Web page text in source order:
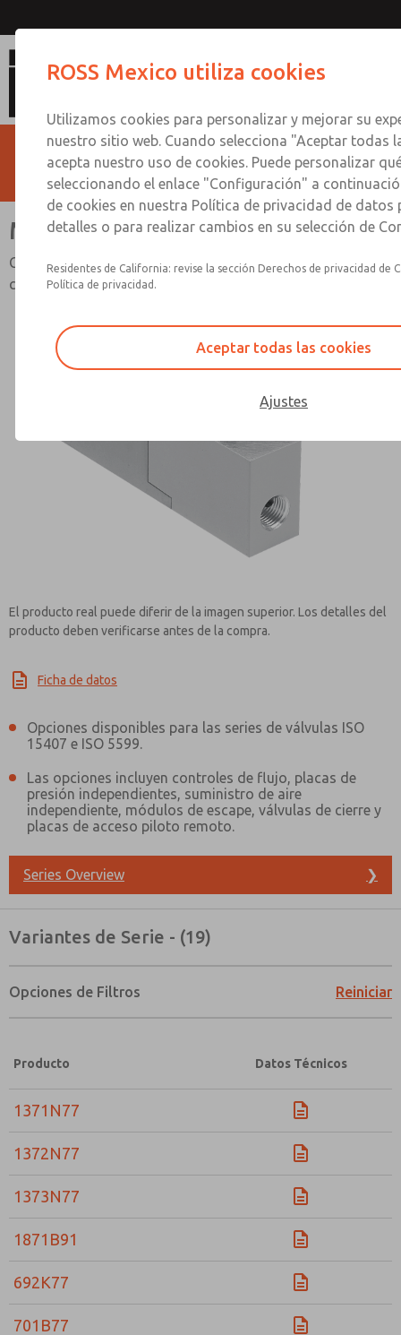
Módulos interpuestos
Controles de flujo, presión independiente, válvulas de
cierre.
El producto real puede diferir de la imagen superior. Los detalles del
producto deben verificarse antes de la compra.
Ficha de datos
Opciones disponibles para las series de válvulas ISO
15407 e ISO 5599.
Las opciones incluyen controles de flujo, placas de
presión independientes, suministro de aire
independiente, módulos de escape, válvulas de cierre y
placas de acceso piloto remoto.
Series Overview ❯
Variantes de Serie - (19)
Opciones de Filtros Reiniciar
Producto Datos Técnicos
1371N77
1372N77
1373N77
1871B91
692K77
701B77
Contact ROSS Mexico for
¿Método de Contacto Preferido?
Correo Electrónico
Envíenme actualizaciones periódicas sobre
producto y más.
*Sí, he leído la política de privacidad y acepto que los
se recopilarán y almacenarán electrónicamente. Mis
únicamente con fines estrictamente destinados a
solicitud. Al enviar el formulario de contacto, acepto el
ROSS Mexico utiliza cookies
Utilizamos cookies para personalizar y mejorar su
nuestro sitio web. Cuando selecciona "Aceptar todas
acepta nuestro uso de cookies. Puede personalizar
seleccionando el enlace "Configuración" a
de cookies en nuestra Política de privacidad de datos
detalles o para realizar cambios en su selección de
Residentes de California: revise la sección Derechos de privacidad de
Política de privacidad.
Aceptar todas las cookies
Ajustes